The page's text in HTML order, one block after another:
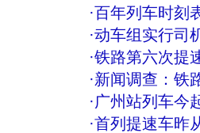
·百年列车时刻
·动车组实行司
·铁路第六次提
·新闻调查：铁
·广州站列车今
·首列提速车昨